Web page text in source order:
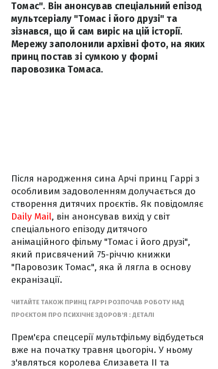
Томас". Він анонсував спеціальний епізод
мультсеріалу "Томас і його друзі" та
зізнався, що й сам виріс на цій історії.
Мережу заполонили архівні фото, на яких
принц постав зі сумкою у формі
паровозика Томаса.
Після народження сина Арчі принц Гаррі з
особливим задоволенням долучається до
створення дитячих проєктів. Як повідомляє
Daily Mail, він анонсував вихід у світ
спеціального епізоду дитячого
анімаційного фільму "Томас і його друзі",
який присвячений 75-річчю книжки
"Паровозик Томас", яка й лягла в основу
екранізації.
ЧИТАЙТЕ ТАКОЖ ПРИНЦ ГАРРІ РОЗПОЧАВ РОБОТУ НАД
ПРОЄКТОМ ПРО ПСИХІЧНЕ ЗДОРОВ'Я : ДЕТАЛІ
Прем'єра спецсерії мультфільму відбудеться
вже на початку травня цьогоріч. У ньому
з'являться королева Єлизавета ІІ та